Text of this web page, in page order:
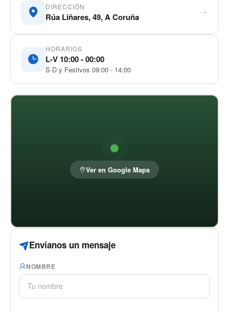
DIRECCIÓN
Rúa Liñares, 49, A Coruña
HORARIOS
L-V 10:00 - 00:00
S-D y Festivos 09:00 - 14:00
Ver en Google Maps
Envíanos un mensaje
NOMBRE